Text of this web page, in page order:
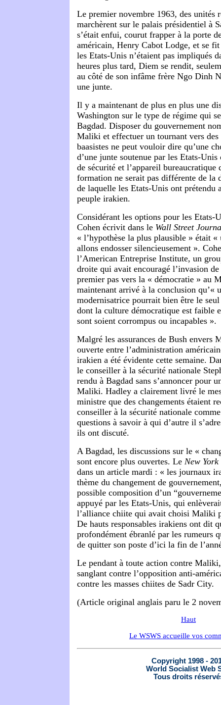
Le premier novembre 1963, des unités
marchèrent sur le palais présidentiel à
s’était enfui, courut frapper à la porte
américain, Henry Cabot Lodge, et se fit
les Etats-Unis n’étaient pas impliqués
heures plus tard, Diem se rendit,
au côté de son infâme frère Ngo Dinh
une junte.
Il y a maintenant de plus en plus une
Washington sur le type de régime qui
Bagdad. Disposer du gouvernement
Maliki et effectuer un tournant vers des
baasistes ne peut vouloir dire qu’une
d’une junte soutenue par les Etats-Unis
de sécurité et l’appareil bureaucratique
formation ne serait pas différente de la
de laquelle les Etats-Unis ont prétendu
peuple irakien.
Considérant les options pour les Etats-
Cohen écrivit dans le Wall Street
« l’hypothèse la plus plausible » était «
allons endosser silencieusement ».
l’American Entreprise Institute, un
droite qui avait encouragé l’invasion
premier pas vers la « démocratie » au
maintenant arrivé à la conclusion qu’«
modernisatrice pourrait bien être le
dont la culture démocratique est faible
sont soient corrompus ou incapables ».
Malgré les assurances de Bush envers
ouverte entre l’administration
irakien a été évidente cette semaine.
le conseiller à la sécurité nationale
rendu à Bagdad sans s’annoncer pour
Maliki. Hadley a clairement livré le
ministre que des changements étaient
conseiller à la sécurité nationale
questions à savoir à qui d’autre il
ils ont discuté.
A Bagdad, les discussions sur le «
sont encore plus ouvertes. Le New York
dans un article mardi : « les journaux
thème du changement de
possible composition d’un
appuyé par les Etats-Unis, qui
l’alliance chiite qui avait choisi Maliki
De hauts responsables irakiens ont dit
profondément ébranlé par les rumeurs
de quitter son poste d’ici la fin de
Le pendant à toute action contre
sanglant contre l’opposition anti-
contre les masses chiites de Sadr City.
(Article original anglais paru le 2
Haut
Le WSWS accueille vos
Copyright 1998 -
World Socialist Web
Tous droits